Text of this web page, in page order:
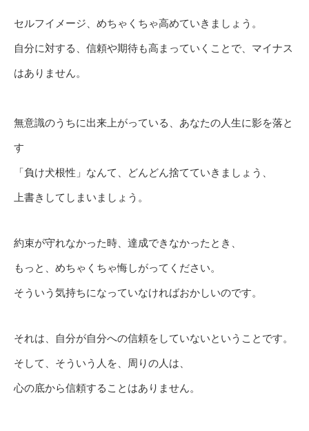
セルフイメージ、めちゃくちゃ高めていきましょう。
自分に対する、信頼や期待も高まっていくことで、マイナス
はありません。
無意識のうちに出来上がっている、あなたの人生に影を落と
す
「負け犬根性」なんて、どんどん捨てていきましょう、
上書きしてしまいましょう。
約束が守れなかった時、達成できなかったとき、
もっと、めちゃくちゃ悔しがってください。
そういう気持ちになっていなければおかしいのです。
それは、自分が自分への信頼をしていないということです。
そして、そういう人を、周りの人は、
心の底から信頼することはありません。